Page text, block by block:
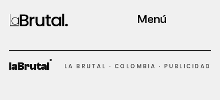
Menú
laBrutal®
LA BRUTAL · COLOMBIA · PUBLICIDAD